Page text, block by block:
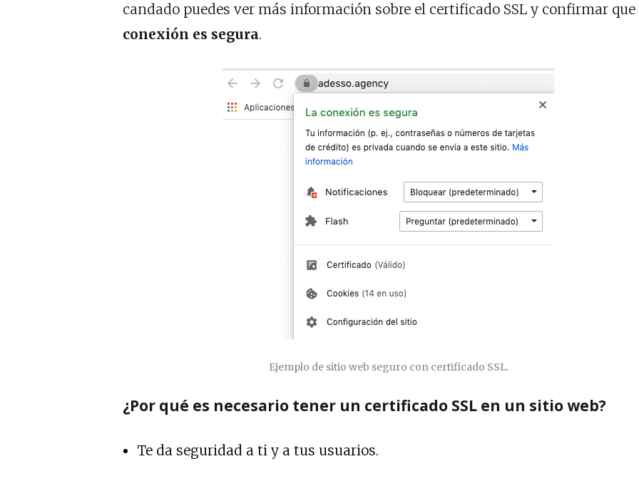
candado puedes ver más información sobre el certificado SSL y confirmar que
conexión es segura.
Ejemplo de sitio web seguro con certificado SSL.
¿Por qué es necesario tener un certificado SSL en un sitio web?
Te da seguridad a ti y a tus usuarios.